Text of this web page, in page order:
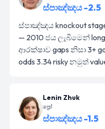
ස්පාඤ්ඤය -2.5
ස්පාඤ්ඤය knockout
— 2010 ජය ලැබීමෙන් long
ආරක්ෂාව gaps නිසා 3+
odds 3.34 risky නමුත්
Lenin Zhuk
ප්‍රෝ
ස්පාඤ්ඤය -1.5